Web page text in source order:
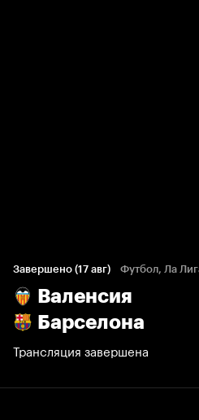
Завершено (17 авг) Футбол, Ла
Валенсия
Барселона
Трансляция завершена